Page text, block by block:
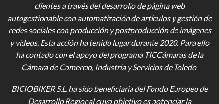
clientes a través del desarrollo de página web
autogestionable con automatización de artículos y gestión de
redes sociales con producción y postproducción de imágenes
y vídeos. Esta acción ha tenido lugar durante 2020. Para ello
ha contado con el apoyo del programa TICCámaras de la
Cámara de Comercio, Industria y Servicios de Toledo.
BICIOBIKER S.L. ha sido beneficiaria del Fondo Europeo de
Desarrollo Regional cuyo objetivo es potenciar la